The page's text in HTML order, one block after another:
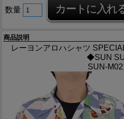
数量
商品説明
レーヨンアロハシャツ
◆SUN
SUN-